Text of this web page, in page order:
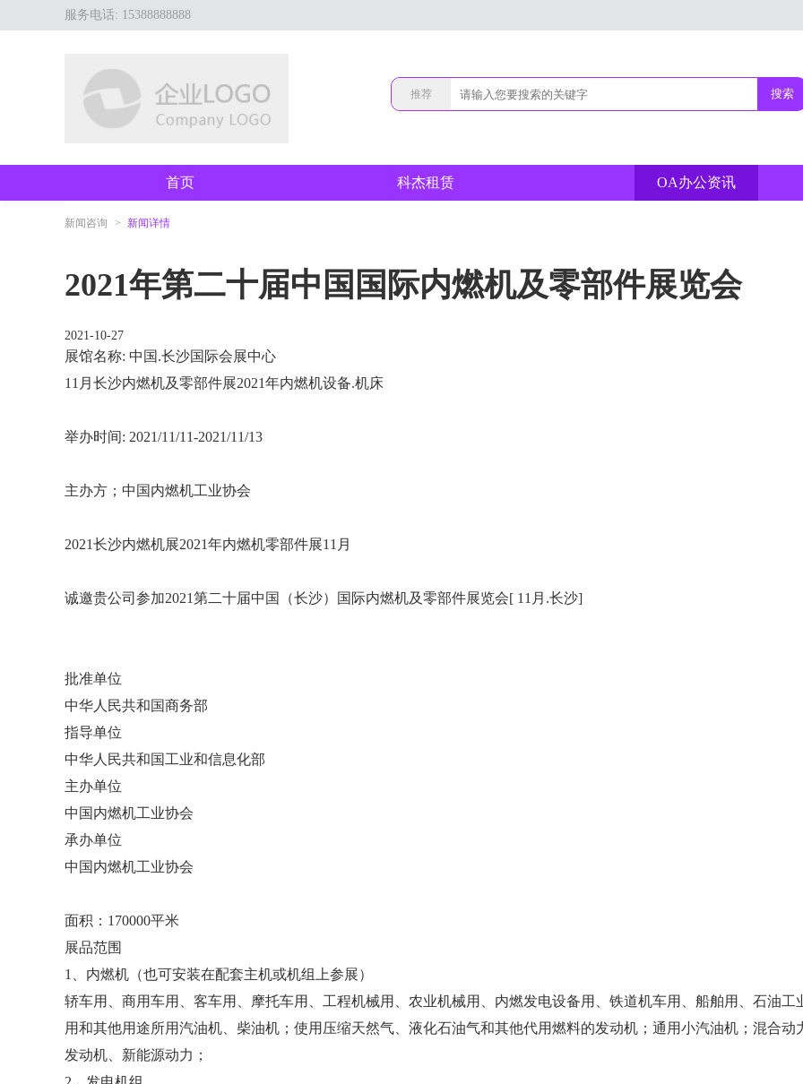
服务电话: 15388888888
推荐 搜索
首页 科杰租赁 OA办公资讯
新闻咨询 > 新闻详情
2021年第二十届中国国际内燃机及零部件展览会
2021-10-27
展馆名称: 中国.长沙国际会展中心
11月长沙内燃机及零部件展2021年内燃机设备.机床
举办时间: 2021/11/11-2021/11/13
主办方；中国内燃机工业协会
2021长沙内燃机展2021年内燃机零部件展11月
诚邀贵公司参加2021第二十届中国（长沙）国际内燃机及零部件展览会[ 11月.长沙]
批准单位
中华人民共和国商务部
指导单位
中华人民共和国工业和信息化部
主办单位
中国内燃机工业协会
承办单位
中国内燃机工业协会
面积：170000平米
展品范围
1、内燃机（也可安装在配套主机或机组上参展）
轿车用、商用车用、客车用、摩托车用、工程机械用、农业机械用、内燃发电设备用、铁道机车用、船舶用、石油工
用和其他用途所用汽油机、柴油机；使用压缩天然气、液化石油气和其他代用燃料的发动机；通用小汽油机；混合动
发动机、新能源动力；